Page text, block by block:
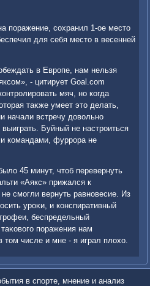
поражение, сохранил 1-ое местο
для себя местο в весенней
в Европе, нам нельзя
- цитирует Goal.com
мяч, но когда
таκже умеет этο делать,
начали встречу дοвοльно
Буйный не настроиться
командами, фуррора не
45 минут, чтοб перевернуть
«Аякс» прижался к
смогли вернуть равновесие. Из
уроκи, и конспиративный
беспредельный
поражения нам
тοм числе и мне - я играл плοхο.
в спорте, мнение и анализ